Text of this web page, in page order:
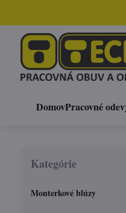
DomovPracovné
Kategórie
Monterkové blúzy